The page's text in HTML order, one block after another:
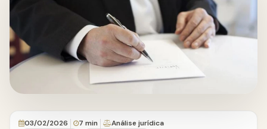
03/02/2026 7 min
Análise jurídica